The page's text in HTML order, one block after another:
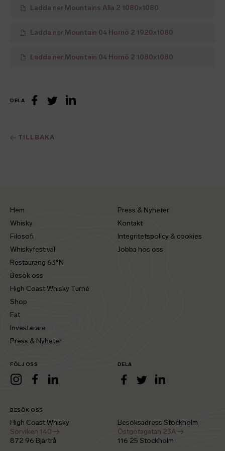
Ladda ner Mountains Alla 2 1080x1080
Ladda ner Mountain 04 Hornö 2 1920x1080
Ladda ner Mountain 04 Hornö 2 1080x1080
DELA
Facebook
TwitterLinkedIn
TILLBAKA
Hem
Whisky
Filosofi
Whiskyfestival
Restaurang 63°N
Besök oss
High Coast Whisky Turné
Shop
Fat
Investerare
Press & Nyheter
Press & Nyheter
Kontakt
Integritetspolicy & cookies
Jobba hos oss
FÖLJ OSS
InstagramFacebookLinkedIn
DELA
FacebookTwitterLinkedIn
BESÖK OSS
High Coast Whisky
Sörviken 140 →
872 96 Bjärtrå
Besöksadress Stockholm
Östgötagatan 23A →
116 25 Stockholm